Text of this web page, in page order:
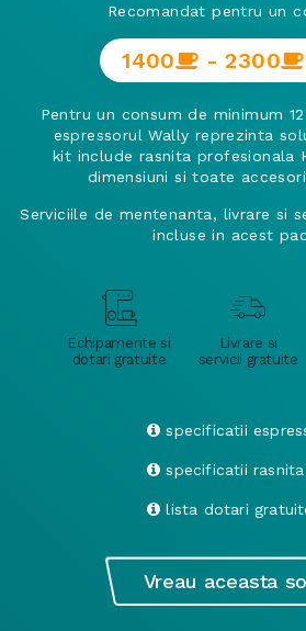
Recomandat pentru un
1400 - 2300
Pentru un consum de minimum
espressorul Wally reprezinta
kit include rasnita profesionala
dimensiuni si toate
Serviciile de mentenanta, livrare si
incluse in acest
Echipamente si
dotari gratuite
Livrare si
servicii gratuite
specificatii
specificatii rasnita
lista dotari
Vreau aceasta